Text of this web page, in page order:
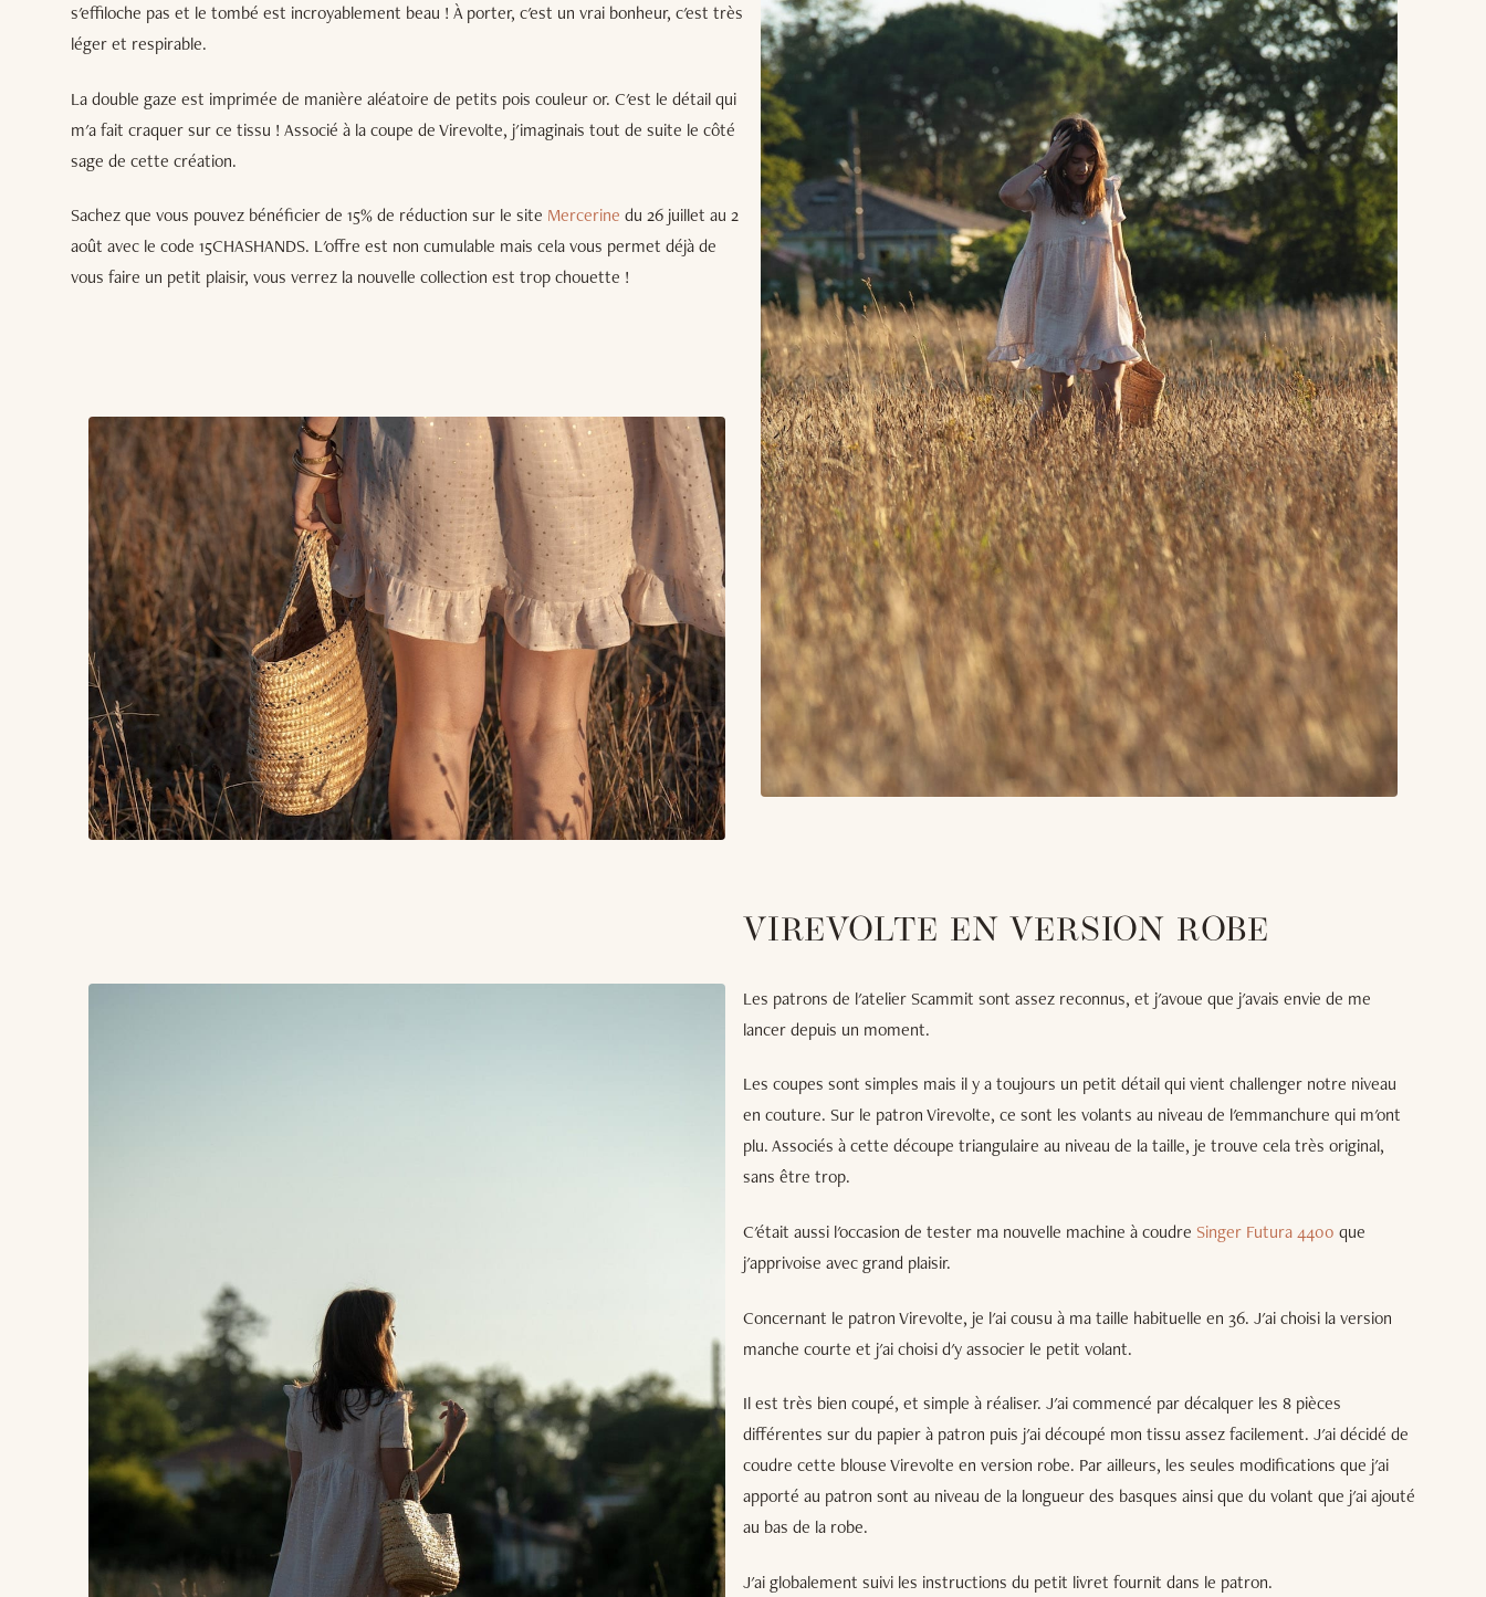
s'effiloche pas et le tombé est incroyablement beau ! À porter, c'est un vrai bonheur, c'est très
léger et respirable.
La double gaze est imprimée de manière aléatoire de petits pois couleur or. C'est le détail qui
m'a fait craquer sur ce tissu ! Associé à la coupe de Virevolte, j'imaginais tout de suite le côté
sage de cette création.
Sachez que vous pouvez bénéficier de 15% de réduction sur le site Mercerine du 26 juillet au 2
août avec le code 15CHASHANDS. L'offre est non cumulable mais cela vous permet déjà de
vous faire un petit plaisir, vous verrez la nouvelle collection est trop chouette !
VIREVOLTE EN VERSION ROBE
Les patrons de l'atelier Scammit sont assez reconnus, et j'avoue que j'avais envie de me
lancer depuis un moment.
Les coupes sont simples mais il y a toujours un petit détail qui vient challenger notre niveau
en couture. Sur le patron Virevolte, ce sont les volants au niveau de l'emmanchure qui m'ont
plu. Associés à cette découpe triangulaire au niveau de la taille, je trouve cela très original,
sans être trop.
C'était aussi l'occasion de tester ma nouvelle machine à coudre Singer Futura 4400 que
j'apprivoise avec grand plaisir.
Concernant le patron Virevolte, je l'ai cousu à ma taille habituelle en 36. J'ai choisi la version
manche courte et j'ai choisi d'y associer le petit volant.
Il est très bien coupé, et simple à réaliser. J'ai commencé par décalquer les 8 pièces
différentes sur du papier à patron puis j'ai découpé mon tissu assez facilement. J'ai décidé de
coudre cette blouse Virevolte en version robe. Par ailleurs, les seules modifications que j'ai
apporté au patron sont au niveau de la longueur des basques ainsi que du volant que j'ai ajouté
au bas de la robe.
J'ai globalement suivi les instructions du petit livret fournit dans le patron.